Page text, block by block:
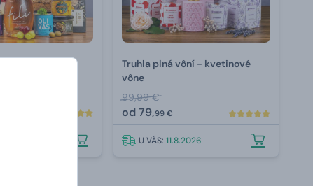
Truhla plná vôní - kvetinové
vône
99,99 €
od79,99 €
U VÁS:11.8.2026